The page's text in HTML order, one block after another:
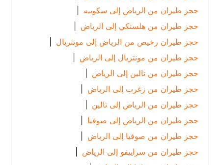
حجز طيران من الرياض إلى سكوبيه |
حجز طيران من هلسنكي إلى الرياض
|
حجز طيران رخيص من الرياض إلى مونتريال |
حجز طيران من مونتريال إلى الرياض
|
حجز طيران من تالين إلى الرياض
|
حجز طيران من زغرب إلى الرياض
|
حجز طيران من الرياض إلى تالين
|
حجز طيران من الرياض إلى صوفيا
|
حجز طيران من صوفيا إلى الرياض
|
حجز طيران من سراييفو إلى الرياض
|